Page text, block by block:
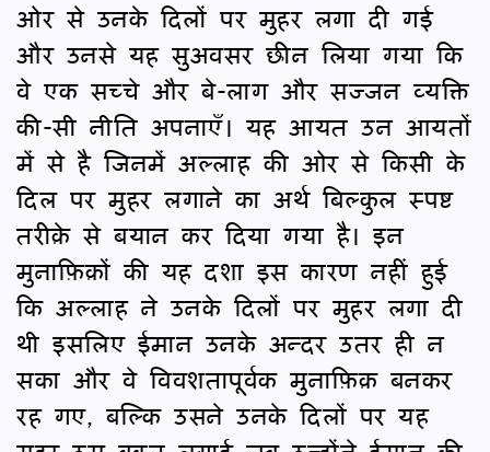
ओर से उनके दिलों पर मुहर लगा दी गई
और उनसे यह सुअवसर छीन लिया गया कि
वे एक सच्चे और बे-लाग और सज्जन व्यक्ति
की-सी नीति अपनाएँ। यह आयत उन आयतों
में से है जिनमें अल्लाह की ओर से किसी के
दिल पर मुहर लगाने का अर्थ बिल्कुल स्पष्ट
तरीक़े से बयान कर दिया गया है। इन
मुनाफ़िक़ों की यह दशा इस कारण नहीं हुई
कि अल्लाह ने उनके दिलों पर मुहर लगा दी
थी इसलिए ईमान उनके अन्दर उतर ही न
सका और वे विवशतापूर्वक मुनाफ़िक़ बनकर
रह गए, बल्कि उसने उनके दिलों पर यह